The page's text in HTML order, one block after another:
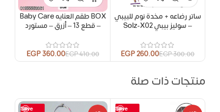
ساتر رضاعه + مخدة نوم للبيبي
– سوليز بيبي Solz-X02
300.00
EGP
260.00
EGP
BOX طقم العنايه Baby Care
– قطع 13 – أزرق – مستورد
410.00
EGP
360.00
EGP
منتجات ذات صلة
Save
Save